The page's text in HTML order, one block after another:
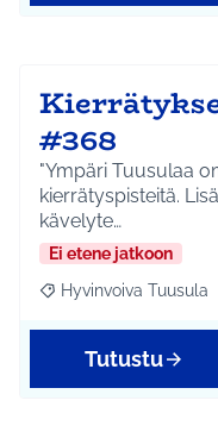
#368
"Ympäri Tuusulaa
kierrätyspisteitä.
kävelyte…
Ei etene jatkoon
Rajaa tulokset
Hyvinvoiva Tuusula
Tutustu